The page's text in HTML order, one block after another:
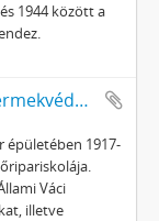
1944 között a
Magyar királyi Állami Gyermekvédelem Bőripariskolája és Kertészeti Iskolája
épületében 1917-
Váci
illetve